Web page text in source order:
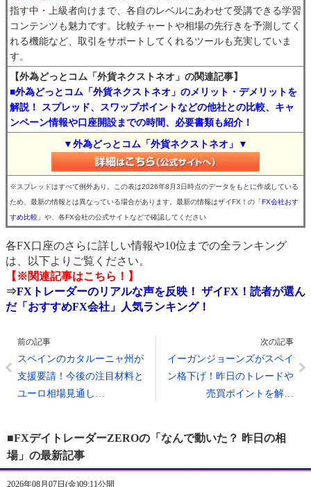
指す中・上級者向けまで、各自のレベルにあわせて受講できる学習
コンテンツも魅力です。比較チャートや相場の先行きを予測してく
れる機能など、取引をサポートしてくれるツールも充実していま
す。
【外為どっとコム「外貨ネクストネオ」の関連記事】
■外為どっとコム「外貨ネクストネオ」のメリット・デメリットを
解説！ スプレッド、スワップポイントなどの他社との比較、キャ
ンペーン情報や口座開設までの時間、必要書類も紹介！
▼外為どっとコム「外貨ネクストネオ」▼
※スプレッドはすべて例外あり。この表は2026年8月3日時点のデータをもとに作成している
ため、最新の情報とは異なっている場合があります。最新の情報はザイFX！の 「FX会社おす
すめ比較」 や、各FX会社の公式サイトなどで確認してください
各FX口座のさらに詳しい情報や10位までの全ランキング
は、以下よりご覧ください。
【※関連記事はこちら！】
⇒FXトレーダーのリアルな声を反映！ ザイFX！読者が選ん
だ「おすすめFX会社」人気ランキング！
前の記事
スペインのカタルーニャ州が
支援要請！今後の注目材料と
ユーロ相場見通し…
次の記事
イーガンジョーンズがスペイ
ン格下げ！昨日のトレードや
売買ポイントを解…
■FXデイトレーダーZEROの「なんで動いた？ 昨日の相
場」の最新記事
2026年08月07日(金)09:11公開